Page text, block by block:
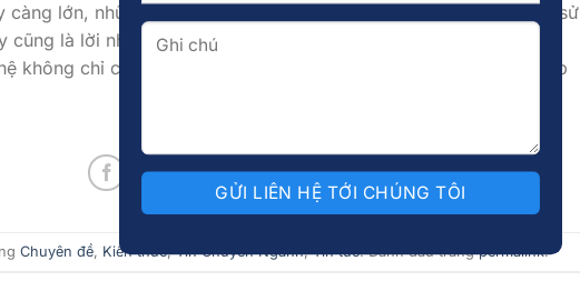
càng lớn, những ứng dụng AI mang tính thị giác, trực quan và dễ sử
cũng là lời nhắc nhở cho các nhà phát triển AI: để chinh phục thị
không chỉ cần thông minh, mà còn phải thú vị, gần gũi và dễ tiếp
Chuyên đề, Kiến thức,Tin Chuyên Ngành,Tin tức. Đánh dấu trangpermalink.